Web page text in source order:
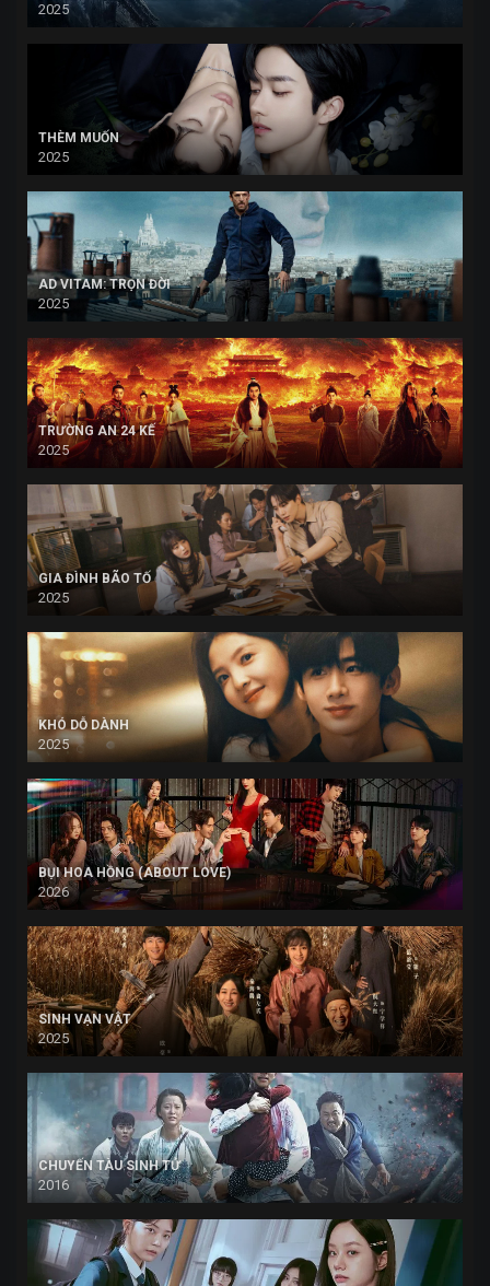
2025
THÈM MUỐN
2025
AD VITAM: TRỌN ĐỜI
2025
TRƯỜNG AN 24 KẾ
2025
GIA ĐÌNH BÃO TỐ
2025
KHÓ DỖ DÀNH
2025
BỤI HOA HỒNG (ABOUT LOVE)
2026
SINH VẠN VẬT
2025
CHUYẾN TÀU SINH TỬ
2016